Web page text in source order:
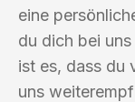
eine
du dich bei
ist es, dass du
uns